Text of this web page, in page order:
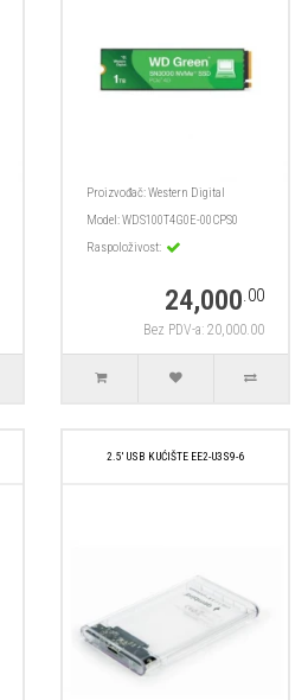
Proizvođač:Western Digital
Model:WDS100T4G0E-00CPS0
Raspoloživost:
24,000.00
Bez PDV-a: 20,000.00
2.5' USB KUĆIŠTE EE2-U3S9-6